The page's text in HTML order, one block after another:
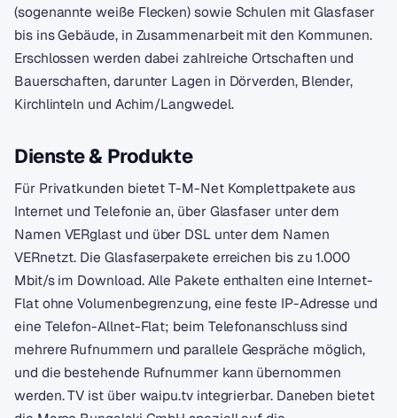
(sogenannte weiße Flecken) sowie Schulen mit Glasfaser
bis ins Gebäude, in Zusammenarbeit mit den Kommunen.
Erschlossen werden dabei zahlreiche Ortschaften und
Bauerschaften, darunter Lagen in Dörverden, Blender,
Kirchlinteln und Achim/Langwedel.
Dienste & Produkte
Für Privatkunden bietet T-M-Net Komplettpakete aus
Internet und Telefonie an, über Glasfaser unter dem
Namen VERglast und über DSL unter dem Namen
VERnetzt. Die Glasfaserpakete erreichen bis zu 1.000
Mbit/s im Download. Alle Pakete enthalten eine Internet-
Flat ohne Volumenbegrenzung, eine feste IP-Adresse und
eine Telefon-Allnet-Flat; beim Telefonanschluss sind
mehrere Rufnummern und parallele Gespräche möglich,
und die bestehende Rufnummer kann übernommen
werden. TV ist über waipu.tv integrierbar. Daneben bietet